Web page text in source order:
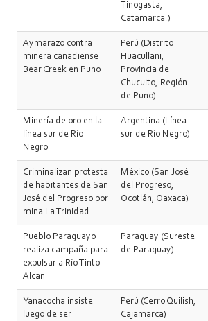
Tinogasta,
Catamarca.)
Aymarazo contra
minera canadiense
Bear Creek en Puno
Perú (Distrito
Huacullani,
Provincia de
Chucuito, Región
de Puno)
Minería de oro en la
línea sur de Río
Negro
Argentina (Línea
sur de Río Negro)
Criminalizan protesta
de habitantes de San
José del Progreso por
mina La Trinidad
México (San José
del Progreso,
Ocotlán, Oaxaca)
Pueblo Paraguayo
realiza campaña para
expulsar a Río Tinto
Alcan
Paraguay (Sureste
de Paraguay)
Yanacocha insiste
luego de ser
Perú (Cerro Quilish,
Cajamarca)